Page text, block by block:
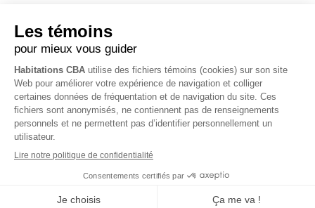
Coordonnées
Opérations & Soumission:514 231-1915
Administration & Comptabilité:514 261-0058
Bureau:450 403-7376
3796 Rue O’Reilly, Carignan, QC J3L 4A7
info@habitationscba.com
Politique de vie privée
Tous droits réservés Habitations CBA ©
Création de site web